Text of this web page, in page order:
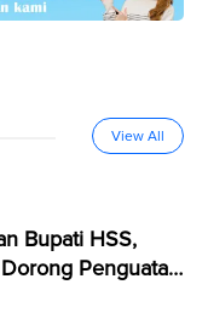
View All
Bupati HSS,
Penguatan